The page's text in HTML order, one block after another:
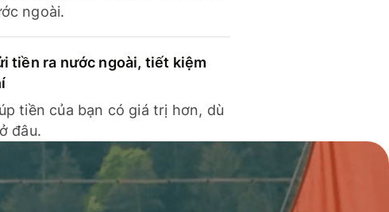
ngoài.
tiền ra nước ngoài, tiết kiệm
tiền của bạn có giá trị hơn, dù
đâu.